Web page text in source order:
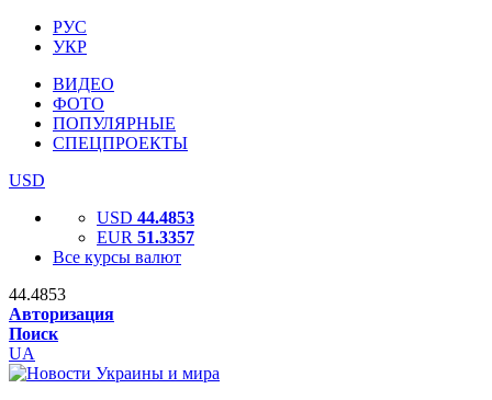
РУС
УКР
ВИДЕО
ФОТО
ПОПУЛЯРНЫЕ
СПЕЦПРОЕКТЫ
USD
USD 44.4853
EUR 51.3357
Все курсы валют
44.4853
Авторизация
Поиск
UA